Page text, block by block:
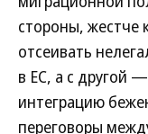
стороны, жестче
отсеивать
в ЕС, а с другой
интеграцию
переговоры